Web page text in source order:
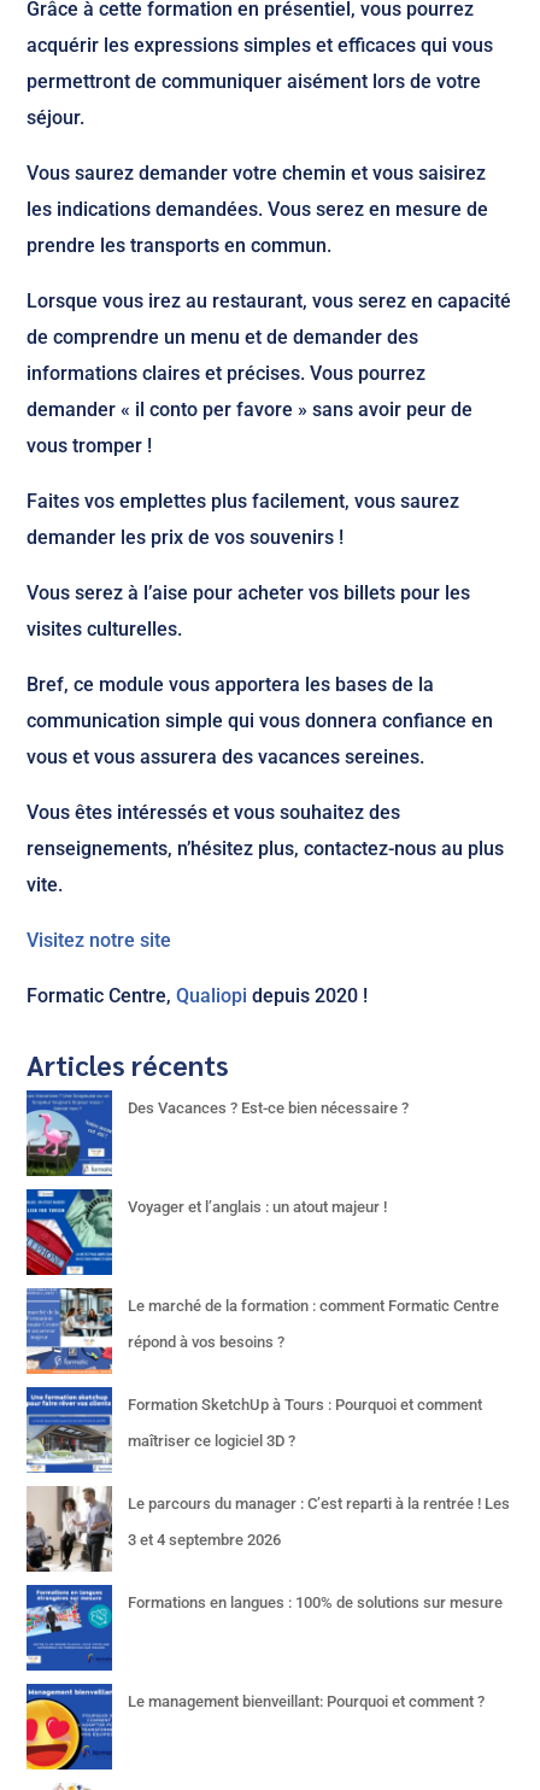
Grâce à cette formation en présentiel, vous pourrez
acquérir les expressions simples et efficaces qui vous
permettront de communiquer aisément lors de votre
séjour.
Vous saurez demander votre chemin et vous saisirez
les indications demandées. Vous serez en mesure de
prendre les transports en commun.
Lorsque vous irez au restaurant, vous serez en capacité
de comprendre un menu et de demander des
informations claires et précises. Vous pourrez
demander « il conto per favore » sans avoir peur de
vous tromper !
Faites vos emplettes plus facilement, vous saurez
demander les prix de vos souvenirs !
Vous serez à l’aise pour acheter vos billets pour les
visites culturelles.
Bref, ce module vous apportera les bases de la
communication simple qui vous donnera confiance en
vous et vous assurera des vacances sereines.
Vous êtes intéressés et vous souhaitez des
renseignements, n’hésitez plus, contactez-nous au plus
vite.
Visitez notre site
Formatic Centre,Qualiopi depuis 2020 !
Articles récents
Des Vacances ? Est-ce bien nécessaire ?
Voyager et l’anglais : un atout majeur !
Le marché de la formation : comment Formatic Centre
répond à vos besoins ?
Formation SketchUp à Tours : Pourquoi et comment
maîtriser ce logiciel 3D ?
Le parcours du manager : C’est reparti à la rentrée ! Les
3 et 4 septembre 2026
Formations en langues : 100% de solutions sur mesure
Le management bienveillant: Pourquoi et comment ?